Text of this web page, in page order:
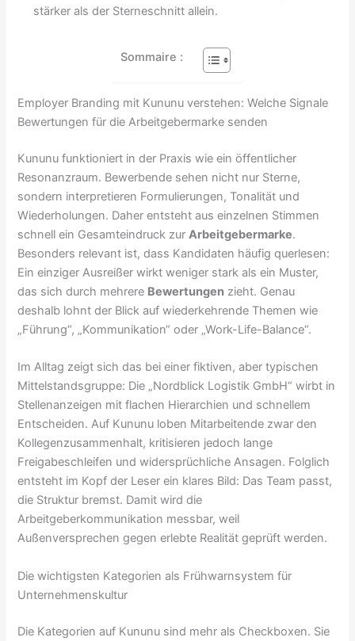
stärker als der Sterneschnitt allein.
Sommaire :
Employer Branding mit Kununu verstehen: Welche Signale
Bewertungen für die Arbeitgebermarke senden
Kununu funktioniert in der Praxis wie ein öffentlicher
Resonanzraum. Bewerbende sehen nicht nur Sterne,
sondern interpretieren Formulierungen, Tonalität und
Wiederholungen. Daher entsteht aus einzelnen Stimmen
schnell ein Gesamteindruck zurArbeitgebermarke.
Besonders relevant ist, dass Kandidaten häufig querlesen:
Ein einziger Ausreißer wirkt weniger stark als ein Muster,
das sich durch mehrere Bewertungen zieht. Genau
deshalb lohnt der Blick auf wiederkehrende Themen wie
„Führung“, „Kommunikation“ oder „Work-Life-Balance“.
Im Alltag zeigt sich das bei einer fiktiven, aber typischen
Mittelstandsgruppe: Die „Nordblick Logistik GmbH“ wirbt in
Stellenanzeigen mit flachen Hierarchien und schnellem
Entscheiden. Auf Kununu loben Mitarbeitende zwar den
Kollegenzusammenhalt, kritisieren jedoch lange
Freigabeschleifen und widersprüchliche Ansagen. Folglich
entsteht im Kopf der Leser ein klares Bild: Das Team passt,
die Struktur bremst. Damit wird die
Arbeitgeberkommunikation messbar, weil
Außenversprechen gegen erlebte Realität geprüft werden.
Die wichtigsten Kategorien als Frühwarnsystem für
Unternehmenskultur
Die Kategorien auf Kununu sind mehr als Checkboxen. Sie